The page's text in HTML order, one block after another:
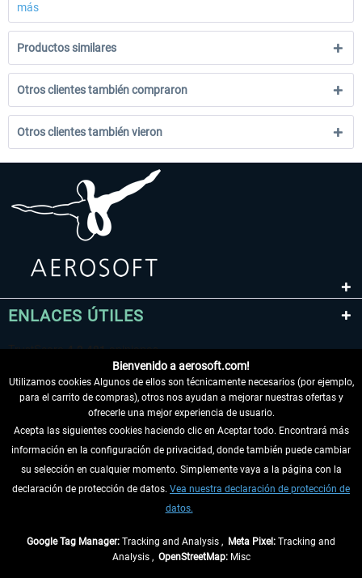
más
Productos similares
Otros clientes también compraron
Otros clientes también vieron
ENLACES ÚTILES
DESISTIR DEL CONTRATO
INFORMACIÓN
Bienvenido a aerosoft.com!
Utilizamos cookies Algunos de ellos son técnicamente necesarios (por ejemplo,
para el carrito de compras), otros nos ayudan a mejorar nuestras ofertas y
ofrecerle una mejor experiencia de usuario.
Acepta las siguientes cookies haciendo clic en Aceptar todo. Encontrará más
información en la configuración de privacidad, donde también puede cambiar
su selección en cualquier momento. Simplemente vaya a la página con la
declaración de protección de datos. Vea nuestra declaración de protección de
datos.
Google Tag Manager: Tracking and Analysis , Meta Pixel: Tracking and
Analysis , OpenStreetMap:Misc